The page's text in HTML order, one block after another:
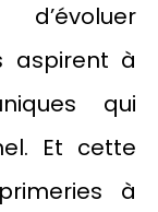
aspirent à
qui
Et cette
à